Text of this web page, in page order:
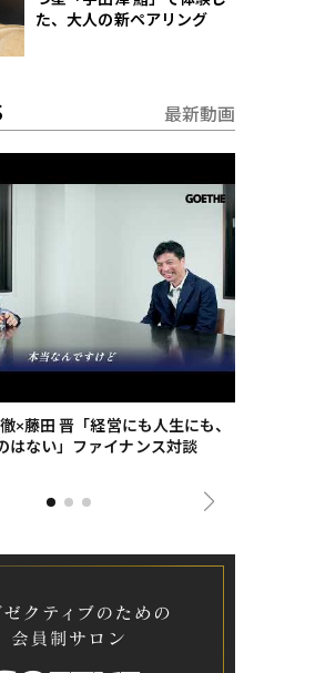
た、大人の新ペアリング
最新動画
×藤田 晋「経営にも人生にも、
はない」ファイナンス対談